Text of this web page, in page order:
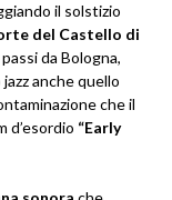
il solstizio
del Castello di
da Bologna,
anche quello
che il
d’esordio “Early